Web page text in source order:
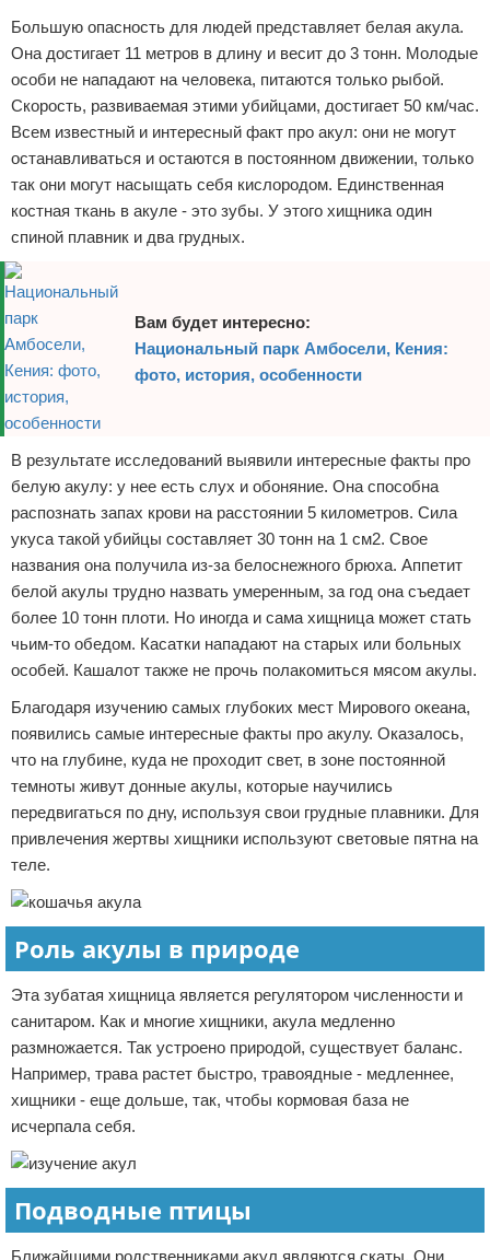
Большую опасность для людей представляет белая акула.
Она достигает 11 метров в длину и весит до 3 тонн. Молодые
особи не нападают на человека, питаются только рыбой.
Скорость, развиваемая этими убийцами, достигает 50 км/час.
Всем известный и интересный факт про акул: они не могут
останавливаться и остаются в постоянном движении, только
так они могут насыщать себя кислородом. Единственная
костная ткань в акуле - это зубы. У этого хищника один
спиной плавник и два грудных.
Вам будет интересно:
Национальный парк Амбосели, Кения:
фото, история, особенности
В результате исследований выявили интересные факты про
белую акулу: у нее есть слух и обоняние. Она способна
распознать запах крови на расстоянии 5 километров. Сила
укуса такой убийцы составляет 30 тонн на 1 см2. Свое
названия она получила из-за белоснежного брюха. Аппетит
белой акулы трудно назвать умеренным, за год она съедает
более 10 тонн плоти. Но иногда и сама хищница может стать
чьим-то обедом. Касатки нападают на старых или больных
особей. Кашалот также не прочь полакомиться мясом акулы.
Благодаря изучению самых глубоких мест Мирового океана,
появились самые интересные факты про акулу. Оказалось,
что на глубине, куда не проходит свет, в зоне постоянной
темноты живут донные акулы, которые научились
передвигаться по дну, используя свои грудные плавники. Для
привлечения жертвы хищники используют световые пятна на
теле.
Роль акулы в природе
Эта зубатая хищница является регулятором численности и
санитаром. Как и многие хищники, акула медленно
размножается. Так устроено природой, существует баланс.
Например, трава растет быстро, травоядные - медленнее,
хищники - еще дольше, так, чтобы кормовая база не
исчерпала себя.
Подводные птицы
Ближайшими родственниками акул являются скаты. Они